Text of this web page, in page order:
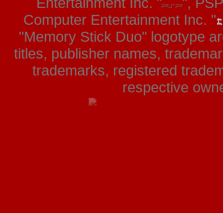
Computer Entertainment Inc. "
"Memory Stick Duo" logotype
titles, publisher names,
trademarks, registered
respective